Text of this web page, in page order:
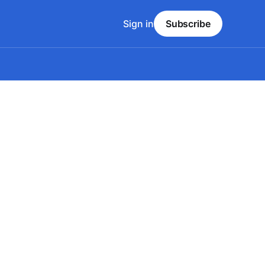
Sign in Subscribe